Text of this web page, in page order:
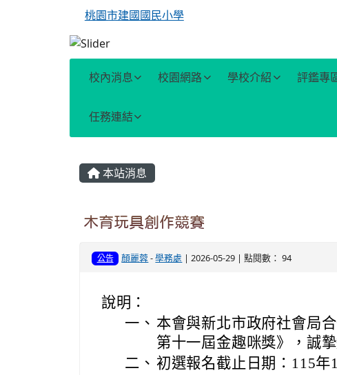
桃園市建國國民小學
校內消息 校園網路 學校介紹 評鑑專
任務連結
主內容區域
本站消息
木育玩具創作競賽
公告 顏麗蓉-學務處 | 2026-05-29 | 點閱數： 94
說明：
一、 本會與新北市政府社會局
第十一屆金趣咪獎》，誠
二、 初選報名截止日期：115